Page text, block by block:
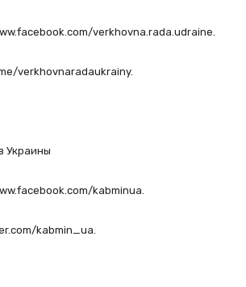
verkhovna.rada.udraine.
verkhovnaradaukrainy.
Украины
kabminua.
kabmin_ua.